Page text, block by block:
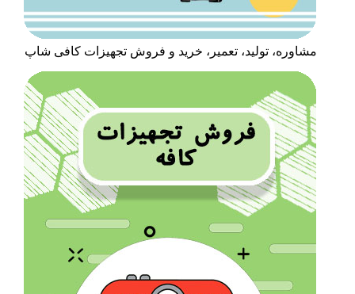
مشاوره، تولید، تعمیر، خرید و فروش تجهیزات کافی شاپ